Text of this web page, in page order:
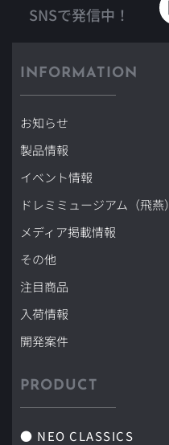
SNSで発信中！
INFORMATION
お知らせ
製品情報
イベント情報
ドレミミュージアム（飛燕）
メディア掲載情報
その他
注目商品
入荷情報
開発案件
PRODUCT
● NEO CLASSICS